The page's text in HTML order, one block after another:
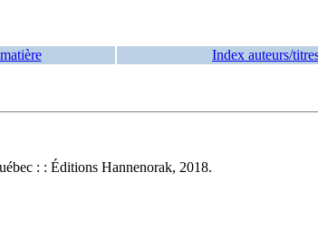
Index auteurs/
: : Éditions Hannenorak, 2018.